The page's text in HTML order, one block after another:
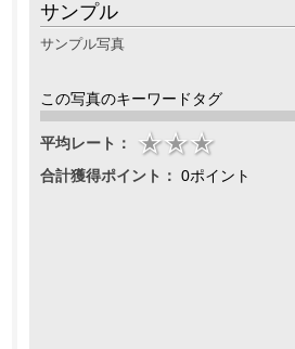
サンプル
サンプル写真
この写真のキーワードタグ
平均レート：
合計獲得ポイント： 0ポイント